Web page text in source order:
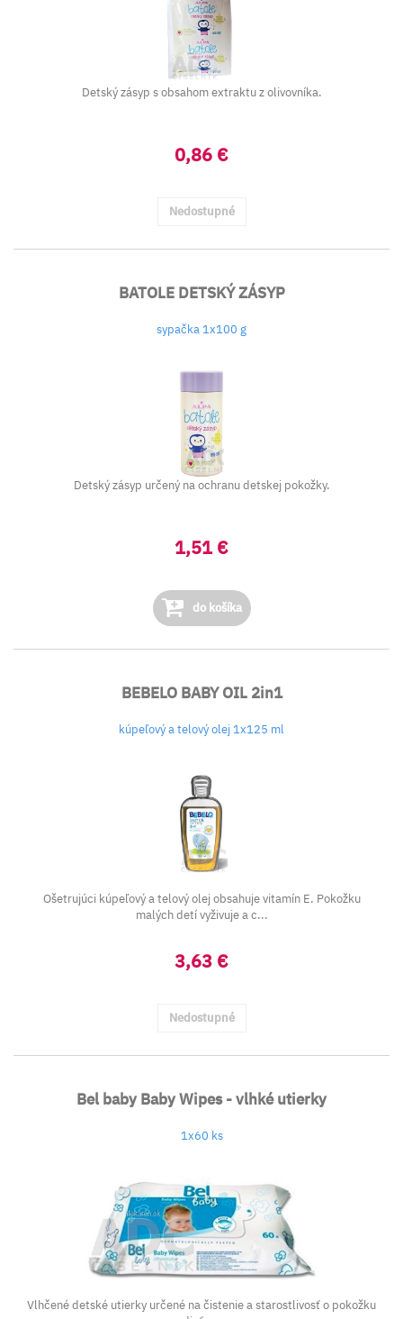
Detský zásyp s obsahom extraktu z olivovníka.
0,86 €
Nedostupné
BATOLE DETSKÝ ZÁSYP
sypačka 1x100 g
Detský zásyp určený na ochranu detskej pokožky.
1,51 €
do košíka
BEBELO BABY OIL 2in1
kúpeľový a telový olej 1x125 ml
Ošetrujúci kúpeľový a telový olej obsahuje vitamín E. Pokožku
malých detí vyživuje a c...
3,63 €
Nedostupné
Bel baby Baby Wipes - vlhké utierky
1x60 ks
Vlhčené detské utierky určené na čistenie a starostlivosť o pokožku